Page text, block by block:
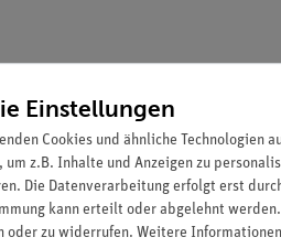
Einstellungen
Cookies und ähnliche Technologien
um z.B. Inhalte und Anzeigen zu
Die Datenverarbeitung erfolgt erst
kann erteilt oder abgelehnt
oder zu widerrufen. Weitere